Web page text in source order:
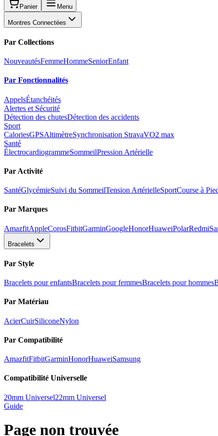
Panier Menu
Montres Connectées
Par Collections
NouveautésFemmeHommeSeniorEnfant
Par Fonctionnalités
AppelsÉtanchéités
Alertes et Sécurité
Détection des chutesDétection des accidents
Sport
CaloriesGPSAltimètreSynchronisation StravaVO2 max
Santé
ÉlectrocardiogrammeSommeilPression Artérielle
Par Activité
SantéGlycémieSuivi du SommeilTension ArtérielleSportCourse à
Par Marques
AmazfitAppleCorosFitbitGarminGoogleHonorHuaweiPolarRedmi
Bracelets
Par Style
Bracelets pour enfantsBracelets pour femmesBracelets pour hommes
Par Matériau
AcierCuirSiliconeNylon
Par Compatibilité
AmazfitFitbitGarminHonorHuaweiSamsung
Compatibilité Universelle
20mm Universel22mm Universel
Guide
Page non trouvée